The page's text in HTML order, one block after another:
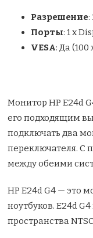
Разрешение:
Порты: 1 х
VESA: Да (100
Монитор HP E24d
его подходящим
подключать два
переключателя. С
между обеими
HP E24d G4 — это
ноутбуков. E24d
пространства